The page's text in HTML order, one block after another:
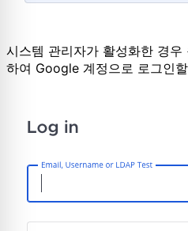
시스템 관리자가 활성화한 경
하여 Google 계정으로 로그인